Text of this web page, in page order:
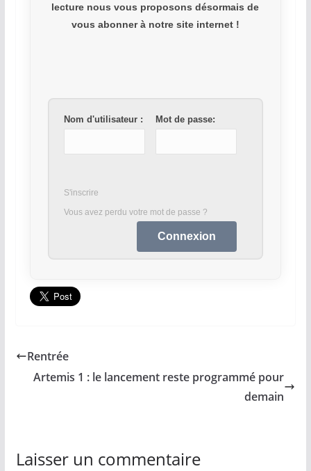
lecture nous vous proposons désormais de
vous abonner à notre site internet !
Nom d'utilisateur : Mot de passe:
S'inscrire
Vous avez perdu votre mot de passe ?
Rentrée
Artemis 1 : le lancement reste programmé pour
demain
Laisser un commentaire